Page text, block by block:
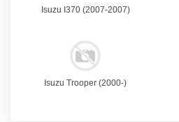
Isuzu I370 (2007-2007)
Isuzu Trooper (2000-)